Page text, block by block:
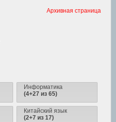
Архивная страница
Информатика
(4+27 из 65)
Китайский язык
(2+7 из 17)